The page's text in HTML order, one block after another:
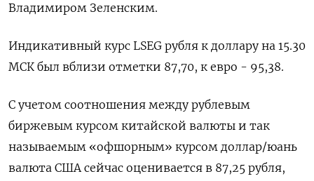
Владимиром Зеленским.
Индикативный курс LSEG рубля к доллару на 15.30
МСК был вблизи отметки 87,70, к евро - 95,38.
С учетом соотношения между рублевым
биржевым курсом китайской валюты и так
называемым «офшорным» курсом доллар/юань
валюта США сейчас оценивается в 87,25 рубля,